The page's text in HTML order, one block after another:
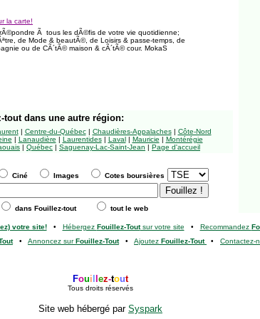
la carte!
Ã tous les dÃ©fis de votre vie quotidienne;
de Mode & beautÃ©, de Loisirs & passe-temps, de
ou de CÃ´tÃ© maison & cÃ´tÃ© cour. MokaS
toutdans une autre région:
| Centre-du-Québec| Chaudières-Appalaches| Côte-Nord
| Lanaudière | Laurentides| Laval| Mauricie | Montérégie
| Québec | Saguenay-Lac-Saint-Jean | Page d'accueil
Ciné Images Cotes boursières
dans Fouillez-tout tout le web
votre site!• Hébergez Fouillez-Toutsur votre site • Recommandez
• Annoncez surFouillez-Tout• Ajoutez Fouillez-Tout • Contactez-
Foui ez-tout
Tous droits réservés
Site web hébergé par Syspark